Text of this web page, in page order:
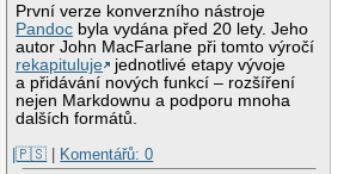
První verze konverzního nástroje
Pandoc byla vydána před 20 lety. Jeho
autor John MacFarlane při tomto výročí
rekapituluje
jednotlivé etapy vývoje
a přidávání nových funkcí – rozšíření
nejen Markdownu a podporu mnoha
dalších formátů.
|🇵🇸 | Komentářů: 0